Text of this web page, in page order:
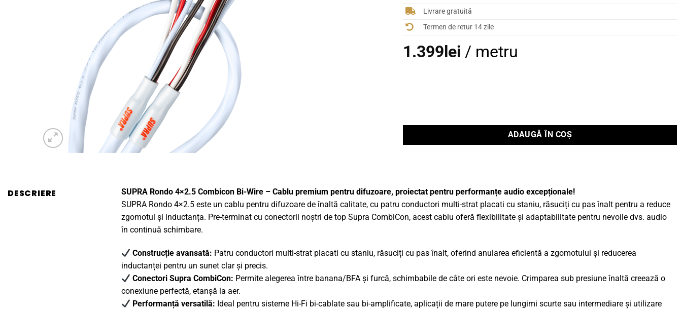
Livrare gratuită
Termen de retur 14 zile
1.399lei / metru
ADAUGĂ ÎN COȘ
DESCRIERE
SUPRA Rondo 4×2.5 Combicon Bi-Wire – Cablu premium pentru difuzoare, proiectat pentru performanțe audio excepționale!
SUPRA Rondo 4×2.5 este un cablu pentru difuzoare de înaltă calitate, cu patru conductori multi-strat placati cu staniu, răsuciți cu pas înalt pentru a reduce
zgomotul și inductanța. Pre-terminat cu conectorii noștri de top Supra CombiCon, acest cablu oferă flexibilitate și adaptabilitate pentru nevoile dvs. audio
în continuă schimbare.
Construcție avansată: Patru conductori multi-strat placati cu staniu, răsuciți cu pas înalt, oferind anularea eficientă a zgomotului și reducerea
inductanței pentru un sunet clar și precis.
Conectori Supra CombiCon: Permite alegerea între banana/BFA și furcă, schimbabile de câte ori este nevoie. Crimparea sub presiune înaltă creează o
conexiune perfectă, etanșă la aer.
Performanță versatilă: Ideal pentru sisteme Hi-Fi bi-cablate sau bi-amplificate, aplicații de mare putere pe lungimi scurte sau intermediare și utilizare